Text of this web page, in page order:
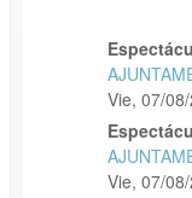
Vie, 07/
Vie, 07/